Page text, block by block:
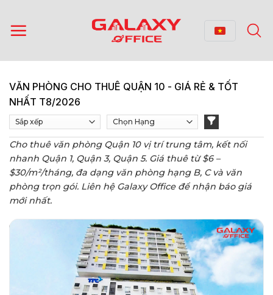
qua
nội
VĂN PHÒNG CHO THUÊ QUẬN 10 - GIÁ RẺ & TỐT
NHẤT T8/2026
Cho thuê văn phòng Quận 10 vị trí trung tâm, kết nối
nhanh Quận 1, Quận 3, Quận 5. Giá thuê từ $6 –
$30/m²/tháng, đa dạng văn phòng hạng B, C và văn
phòng trọn gói. Liên hệ Galaxy Office để nhận báo giá
mới nhất.